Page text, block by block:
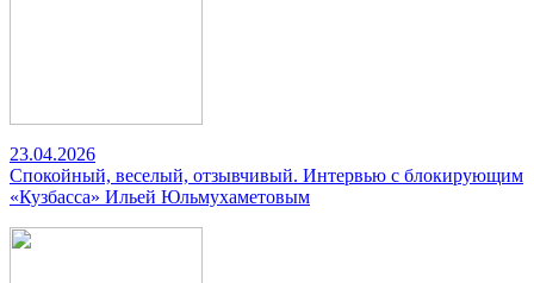
23.04.2026
Спокойный, веселый, отзывчивый. Интервью с блокирующим
«Кузбасса» Ильей Юльмухаметовым